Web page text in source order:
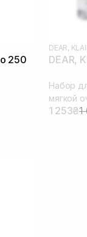
250
DEAR,
DEAR,
Набор
мягкой
1 253₴1